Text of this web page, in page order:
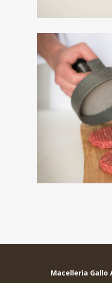
Macelleria Gallo